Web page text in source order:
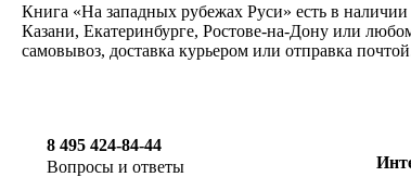
Книга «На западных рубежах Руси» есть в
Казани, Екатеринбурге, Ростове-на-Дону или
самовывоз, доставка курьером или отправка
8 495 424-84-44
Вопросы и ответы